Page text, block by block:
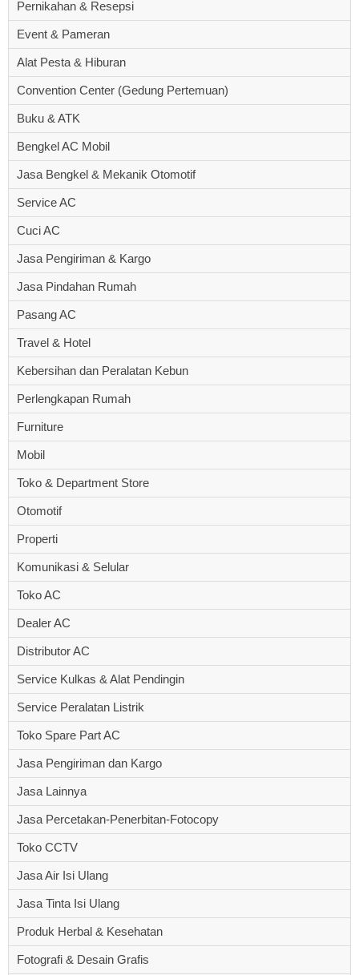
Pernikahan & Resepsi
Event & Pameran
Alat Pesta & Hiburan
Convention Center (Gedung Pertemuan)
Buku & ATK
Bengkel AC Mobil
Jasa Bengkel & Mekanik Otomotif
Service AC
Cuci AC
Jasa Pengiriman & Kargo
Jasa Pindahan Rumah
Pasang AC
Travel & Hotel
Kebersihan dan Peralatan Kebun
Perlengkapan Rumah
Furniture
Mobil
Toko & Department Store
Otomotif
Properti
Komunikasi & Selular
Toko AC
Dealer AC
Distributor AC
Service Kulkas & Alat Pendingin
Service Peralatan Listrik
Toko Spare Part AC
Jasa Pengiriman dan Kargo
Jasa Lainnya
Jasa Percetakan-Penerbitan-Fotocopy
Toko CCTV
Jasa Air Isi Ulang
Jasa Tinta Isi Ulang
Produk Herbal & Kesehatan
Fotografi & Desain Grafis